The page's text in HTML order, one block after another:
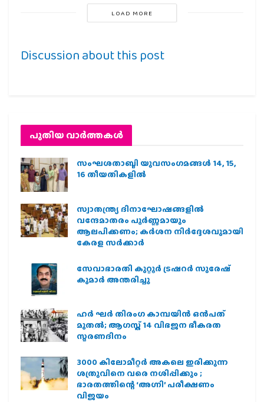
LOAD MORE
Discussion about this post
പുതിയ വാര്‍ത്തകള്‍
സംഘശതാബ്ദി യുവസംഗമങ്ങള്‍ 14, 15,
16 തീയതികളില്‍
സ്വാതന്ത്ര്യ ദിനാഘോഷങ്ങളിൽ
വന്ദേമാതരം പൂർണ്ണമായും
ആലപിക്കണം; കർശന നിർദ്ദേശവുമായി
കേരള സർക്കാർ
സേവാഭാരതി കുറ്റൂർ ട്രഷറർ സുരേഷ്
കുമാർ അന്തരിച്ചു
ഹര്‍ ഘര്‍ തിരംഗ കാമ്പയിന്‍ ഒന്‍പത്
മുതല്‍; ആഗസ്ത് 14 വിഭജന ഭീകരത
സ്മരണദിനം
3000 കിലോമീറ്റർ അകലെ ഇരിക്കുന്ന
ശത്രുവിനെ വരെ നശിപ്പിക്കും ;
ഭാരതത്തിന്റെ ‘അഗ്നി’ പരീക്ഷണം
വിജയം